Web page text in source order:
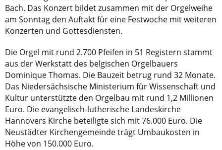
Bach. Das Konzert bildet zusammen mit der Orgelweihe
am Sonntag den Auftakt für eine Festwoche mit weiteren
Konzerten und Gottesdiensten.
Die Orgel mit rund 2.700 Pfeifen in 51 Registern stammt
aus der Werkstatt des belgischen Orgelbauers
Dominique Thomas. Die Bauzeit betrug rund 32 Monate.
Das Niedersächsische Ministerium für Wissenschaft und
Kultur unterstützte den Orgelbau mit rund 1,2 Millionen
Euro. Die evangelisch-lutherische Landeskirche
Hannovers Kirche beteiligte sich mit 76.000 Euro. Die
Neustädter Kirchengemeinde trägt Umbaukosten in
Höhe von 150.000 Euro.